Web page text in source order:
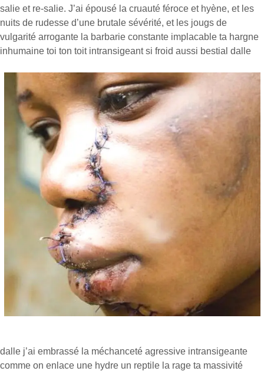
salie et re-salie. J’ai épousé la cruauté féroce et hyène, et les
nuits de rudesse d’une brutale sévérité, et les jougs de
vulgarité arrogante la barbarie constante implacable ta hargne
inhumaine toi ton toit intransigeant si froid aussi bestial dalle
dalle j’ai embrassé la méchanceté agressive intransigeante
comme on enlace une hydre un reptile la rage ta massivité